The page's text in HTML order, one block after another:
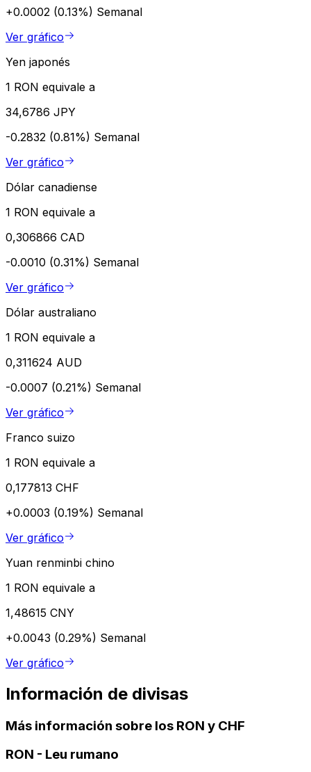
+0.0002 (0.13%) Semanal
Ver gráfico
Yen japonés
1 RON equivale a
34,6786 JPY
-0.2832 (0.81%) Semanal
Ver gráfico
Dólar canadiense
1 RON equivale a
0,306866 CAD
-0.0010 (0.31%) Semanal
Ver gráfico
Dólar australiano
1 RON equivale a
0,311624 AUD
-0.0007 (0.21%) Semanal
Ver gráfico
Franco suizo
1 RON equivale a
0,177813 CHF
+0.0003 (0.19%) Semanal
Ver gráfico
Yuan renminbi chino
1 RON equivale a
1,48615 CNY
+0.0043 (0.29%) Semanal
Ver gráfico
Información de divisas
Más información sobre los RON y CHF
RON - Leu rumano